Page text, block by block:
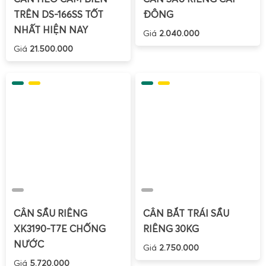
Cân bắt trái sầu riêng 30kg
thường được sử dụng ngay tại
vườn hoặc vựa sầu riêng. Thiết kế ưu tiên tính cơ động, dễ
di chuyển, chịu được va đập và môi trường ngoài trời. Tải
trọng 30kg phù hợp với đa số trọng lượng trái sầu riêng
TRÊN DS-166SS TỐT
NHẤT HIỆN NAY
Giá 21.500.000
ĐÔNG
Giá 2.040.000
CÂN SẦU RIÊNG
XK3190-T7E CHỐNG
NƯỚC
Giá 5.720.000
CÂN BẮT TRÁI SẦU
RIÊNG 30KG
Giá 2.750.000